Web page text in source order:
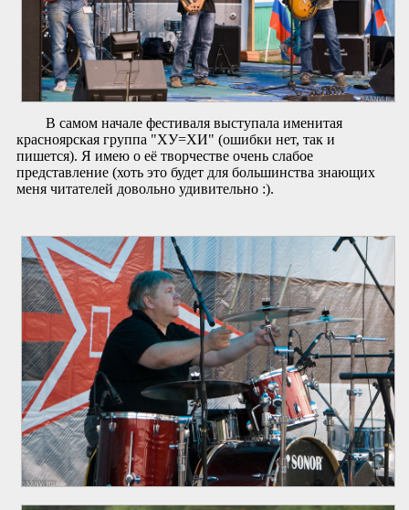
В самом начале фестиваля выступала именитая
красноярская группа "ХУ=ХИ" (ошибки нет, так и
пишется). Я имею о её творчестве очень слабое
представление (хоть это будет для большинства знающих
меня читателей довольно удивительно :).